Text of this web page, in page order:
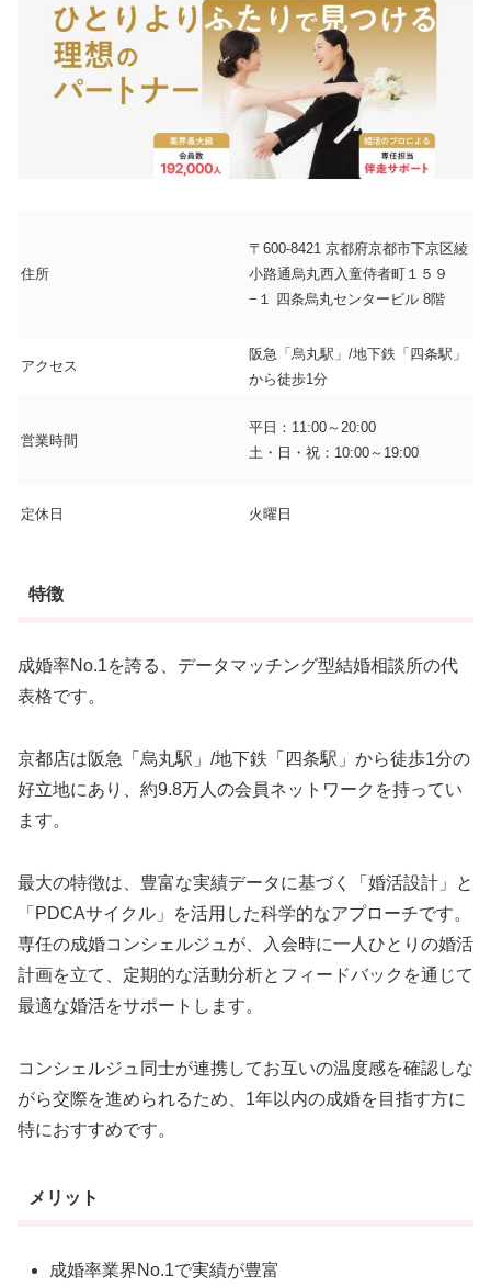
住所
〒600-8421 京都府京都市下京区綾
小路通烏丸西入童侍者町１５９
−１ 四条烏丸センタービル 8階
アクセス
阪急「烏丸駅」/地下鉄「四条駅」
から徒歩1分
営業時間
平日：11:00～20:00
土・日・祝：10:00～19:00
定休日 火曜日
特徴
成婚率No.1を誇る、データマッチング型結婚相談所の代
表格です。
京都店は阪急「烏丸駅」/地下鉄「四条駅」から徒歩1分の
好立地にあり、約9.8万人の会員ネットワークを持ってい
ます。
最大の特徴は、豊富な実績データに基づく「婚活設計」と
「PDCAサイクル」を活用した科学的なアプローチです。
専任の成婚コンシェルジュが、入会時に一人ひとりの婚活
計画を立て、定期的な活動分析とフィードバックを通じて
最適な婚活をサポートします。
コンシェルジュ同士が連携してお互いの温度感を確認しな
がら交際を進められるため、1年以内の成婚を目指す方に
特におすすめです。
メリット
成婚率業界No.1で実績が豊富